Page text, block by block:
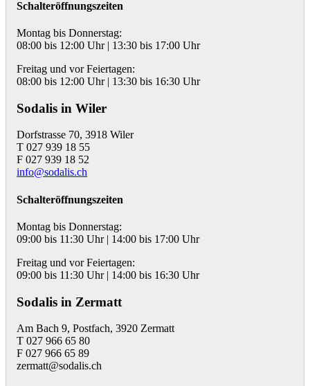
Schalteröffnungszeiten
Montag bis Donnerstag:
08:00 bis 12:00 Uhr | 13:30 bis 17:00 Uhr
Freitag und vor Feiertagen:
08:00 bis 12:00 Uhr | 13:30 bis 16:30 Uhr
Sodalis in Wiler
Dorfstrasse 70, 3918 Wiler
T 027 939 18 55
F 027 939 18 52
info@sodalis.ch
Schalteröffnungszeiten
Montag bis Donnerstag:
09:00 bis 11:30 Uhr | 14:00 bis 17:00 Uhr
Freitag und vor Feiertagen:
09:00 bis 11:30 Uhr | 14:00 bis 16:30 Uhr
Sodalis in Zermatt
Am Bach 9, Postfach, 3920 Zermatt
T 027 966 65 80
F 027 966 65 89
zermatt@sodalis.ch